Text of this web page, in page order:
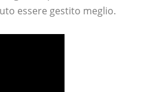
essere gestito meglio.